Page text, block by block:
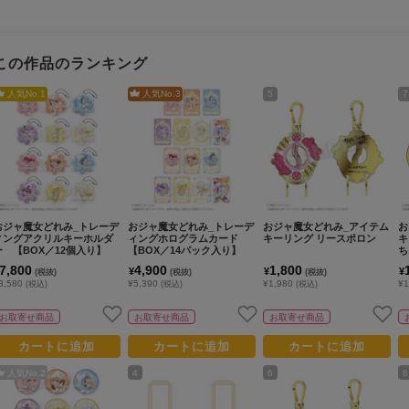
の作品のランキング
人気No. 1
ジャ魔女どれみ_トレーデ
ングアクリルキーホルダ
【BOX／12個入り】
7,800 (税抜)
(税込)
お取寄せ商品
カートに追加
人気No.
人気No.3
おジャ魔女どれみ_トレーデ
ィングホログラムカード
【BOX／14パック入り】
¥4,900 (税抜)
¥5,390(税込)
お取寄せ商品
カートに追加
4
5
おジャ魔女どれみ_アイテム
キーリング リースポロン
¥1,800 (税抜)
¥1,980 (税込)
お取寄せ商品
カートに追加
6
7
¥
8